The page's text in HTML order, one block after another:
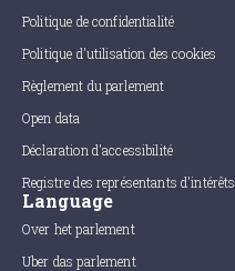
Politique de confidentialité
Politique d'utilisation des cookies
Règlement du parlement
Open data
Déclaration d'accessibilité
Registre des représentants d'intérêts
Language
Over het parlement
Uber das parlement